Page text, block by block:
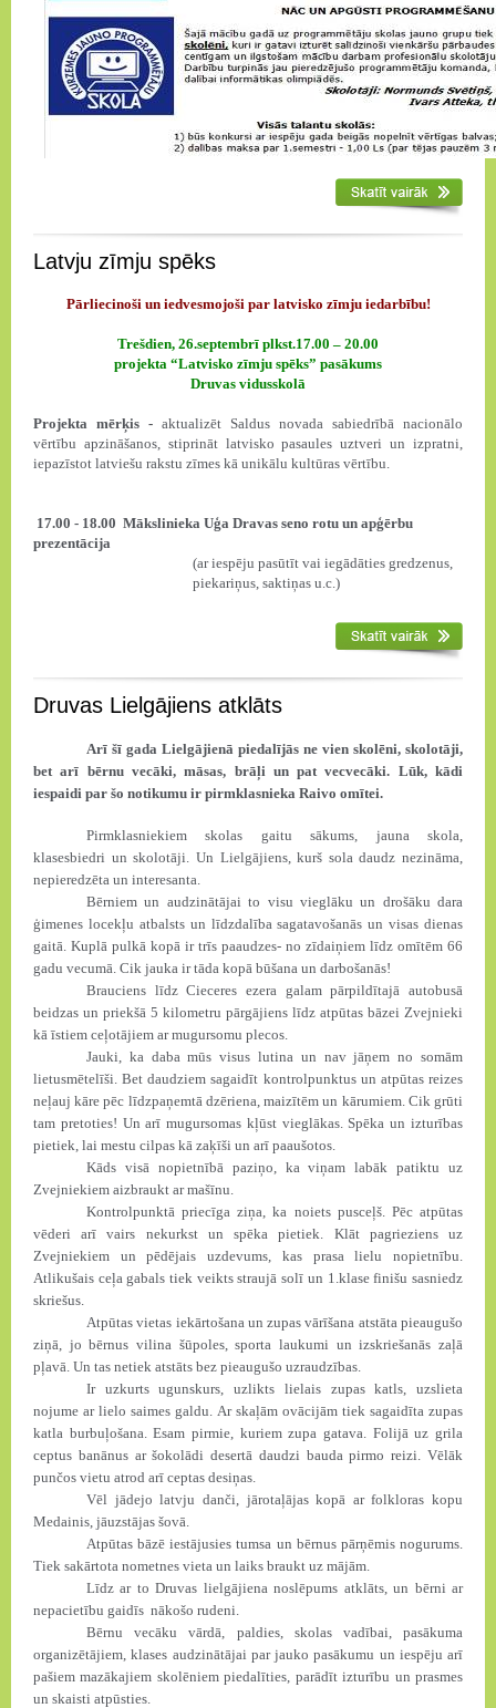
Latvju zīmju spēks
Pārliecinoši un iedvesmojoši par latvisko zīmju iedarbību!
Trešdien, 26.septembrī plkst.17.00 – 20.00
projekta “Latvisko zīmju spēks” pasākums
Druvas vidusskolā
Projekta mērķis - aktualizēt Saldus novada sabiedrībā nacionālo
vērtību apzināšanos, stiprināt latvisko pasaules uztveri un izpratni,
iepazīstot latviešu rakstu zīmes kā unikālu kultūras vērtību.
17.00 - 18.00 Mākslinieka Uģa Dravas seno rotu un apģērbu
prezentācija
(ar iespēju pasūtīt vai iegādāties gredzenus,
piekariņus, saktiņas u.c.)
Druvas Lielgājiens atklāts
Arī šī gada Lielgājienā piedalījās ne vien skolēni, skolotāji,
bet arī bērnu vecāki, māsas, brāļi un pat vecvecāki. Lūk, kādi
iespaidi par šo notikumu ir pirmklasnieka Raivo omītei.
Pirmklasniekiem skolas gaitu sākums, jauna skola,
klasesbiedri un skolotāji. Un Lielgājiens, kurš sola daudz nezināma,
nepieredzēta un interesanta.
Bērniem un audzinātājai to visu vieglāku un drošāku dara
ģimenes locekļu atbalsts un līdzdalība sagatavošanās un visas dienas
gaitā. Kuplā pulkā kopā ir trīs paaudzes- no zīdaiņiem līdz omītēm 66
gadu vecumā. Cik jauka ir tāda kopā būšana un darbošanās!
Brauciens līdz Cieceres ezera galam pārpildītajā autobusā
beidzas un priekšā 5 kilometru pārgājiens līdz atpūtas bāzei Zvejnieki
kā īstiem ceļotājiem ar mugursomu plecos.
Jauki, ka daba mūs visus lutina un nav jāņem no somām
lietusmētelīši. Bet daudziem sagaidīt kontrolpunktus un atpūtas reizes
neļauj kāre pēc līdzpaņemtā dzēriena, maizītēm un kārumiem. Cik grūti
tam pretoties! Un arī mugursomas kļūst vieglākas. Spēka un izturības
pietiek, lai mestu cilpas kā zaķīši un arī paaušotos.
Kāds visā nopietnībā paziņo, ka viņam labāk patiktu uz
Zvejniekiem aizbraukt ar mašīnu.
Kontrolpunktā priecīga ziņa, ka noiets pusceļš. Pēc atpūtas
vēderi arī vairs nekurkst un spēka pietiek. Klāt pagrieziens uz
Zvejniekiem un pēdējais uzdevums, kas prasa lielu nopietnību.
Atlikušais ceļa gabals tiek veikts straujā solī un 1.klase finišu sasniedz
skriešus.
Atpūtas vietas iekārtošana un zupas vārīšana atstāta pieaugušo
ziņā, jo bērnus vilina šūpoles, sporta laukumi un izskriešanās zaļā
pļavā. Un tas netiek atstāts bez pieaugušo uzraudzības.
Ir uzkurts ugunskurs, uzlikts lielais zupas katls, uzslieta
nojume ar lielo saimes galdu. Ar skaļām ovācijām tiek sagaidīta zupas
katla burbuļošana. Esam pirmie, kuriem zupa gatava. Folijā uz grila
ceptus banānus ar šokolādi desertā daudzi bauda pirmo reizi. Vēlāk
punčos vietu atrod arī ceptas desiņas.
Vēl jādejo latvju danči, jārotaļājas kopā ar folkloras kopu
Medainis, jāuzstājas šovā.
Atpūtas bāzē iestājusies tumsa un bērnus pārņēmis nogurums.
Tiek sakārtota nometnes vieta un laiks braukt uz mājām.
Līdz ar to Druvas lielgājiena noslēpums atklāts, un bērni ar
nepacietību gaidīs nākošo rudeni.
Bērnu vecāku vārdā, paldies, skolas vadībai, pasākuma
organizētājiem, klases audzinātājai par jauko pasākumu un iespēju arī
pašiem mazākajiem skolēniem piedalīties, parādīt izturību un prasmes
un skaisti atpūsties.